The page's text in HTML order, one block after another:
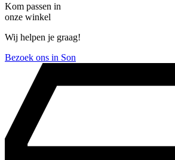
Kom passen in
onze winkel
Wij helpen je graag!
Bezoek ons in Son